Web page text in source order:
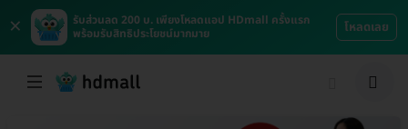
×
รับส่วนลด 200 บ. เพียงโหลดแอป HDmall ครั้งแรก
พร้อมรับสิทธิประโยชน์มากมาย
โหลดเลย